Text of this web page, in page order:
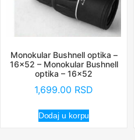
Monokular Bushnell optika –
16×52 – Monokular Bushnell
optika – 16×52
1,699.00 RSD
Dodaj u korpu